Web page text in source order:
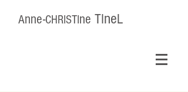
Anne-CHRISTIne TIneL